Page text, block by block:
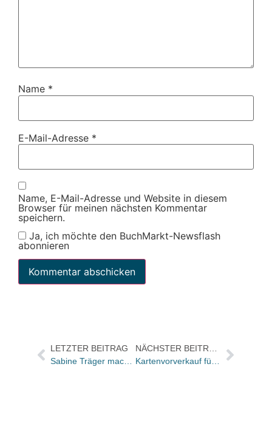
Name *
E-Mail-Adresse *
Name, E-Mail-Adresse und Website in diesem
Browser für meinen nächsten Kommentar
speichern.
Ja, ich möchte den BuchMarkt-Newsflash
abonnieren
LETZTER BEITRAG
Sabine Träger macht Redaktionskoordination und Presse bei „du“